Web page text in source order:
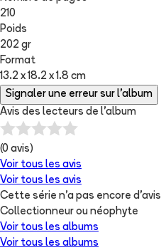
210
Poids
202 gr
Format
13.2 x 18.2 x 1.8 cm
Signaler une erreur sur l'album
Avis des lecteurs de l'album
(0 avis)
Voir tous les avis
Voir tous les avis
Cette série n'a pas encore d'avis
Collectionneur ou néophyte
Voir tous les albums
Voir tous les albums